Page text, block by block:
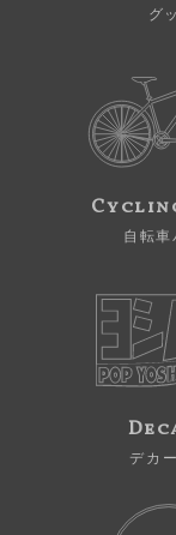
グ
自転車
デカ